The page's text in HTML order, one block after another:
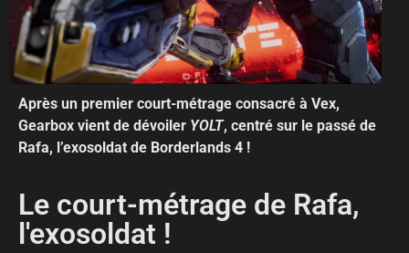
Après un premier court-métrage consacré à Vex,
Gearbox vient de dévoiler YOLT, centré sur le passé de
Rafa, l’exosoldat de Borderlands 4 !
Le court-métrage de Rafa,
l'exosoldat !